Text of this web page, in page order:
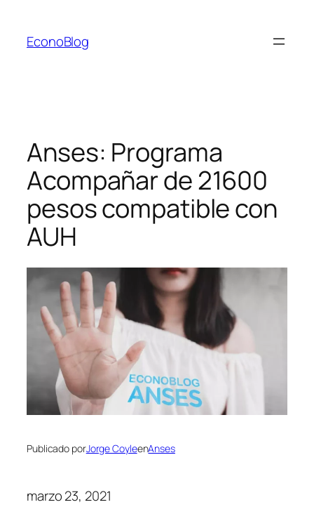
contenido
EconoBlog
Anses: Programa
Acompañar de 21600
pesos compatible con
AUH
Publicado porJorge CoyleenAnses
marzo 23, 2021